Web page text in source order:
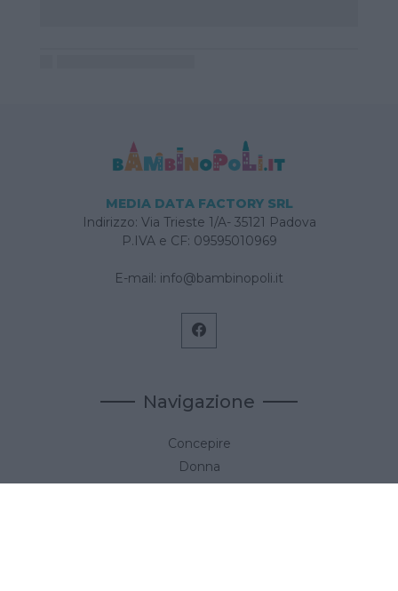
MEDIA DATA FACTORY SRL
Indirizzo: Via Trieste 1/A- 35121 Padova
P.IVA e CF: 09595010969
E-mail: info@bambinopoli.it
Navigazione
Concepire
Donna